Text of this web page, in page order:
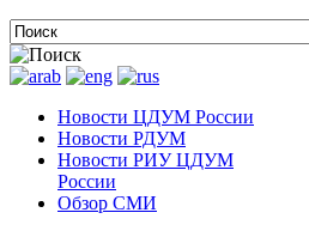
Новости ЦДУМ России
Новости РДУМ
Новости РИУ ЦДУМ
России
Обзор СМИ